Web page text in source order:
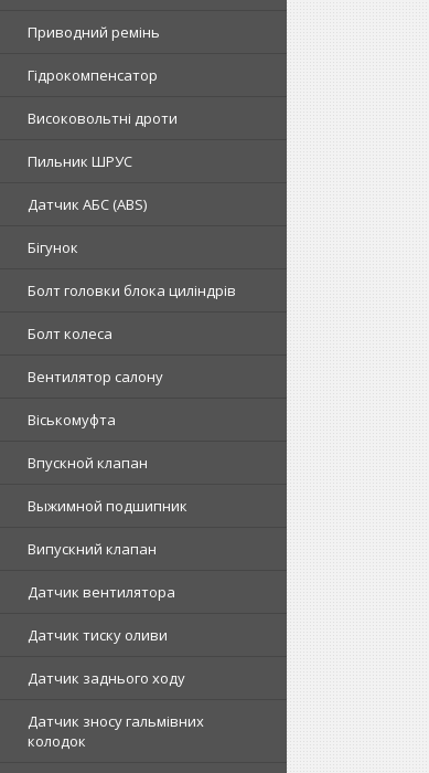
Приводний ремінь
Гідрокомпенсатор
Високовольтні дроти
Пильник ШРУС
Датчик АБС (ABS)
Бігунок
Болт головки блока циліндрів
Болт колеса
Вентилятор салону
Віськомуфта
Впускной клапан
Выжимной подшипник
Випускний клапан
Датчик вентилятора
Датчик тиску оливи
Датчик заднього ходу
Датчик зносу гальмівних
колодок